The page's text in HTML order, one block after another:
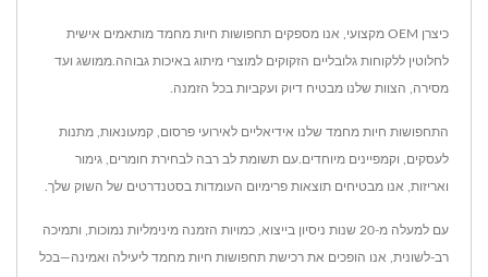
כיצרן OEM מקצועי, אנו מספקים תחפושות חיות מחמד מותאמים אישית
לחלוטין ללקוחות גלובליים הזקוקים למוצרי מיתוג באיכות גבוהה.ממושג ועד
מסירה, הצוות שלנו מבטיח דיוק ועקביות בכל הזמנה.
התחפושות חיות מחמד שלנו אידיאליים לאירועי פרסום, קמעונאות, מתנות
לעסקים, וקמפיינים מיוחדים.עם תשומת לב רבה לבחירת חומרים, גימור
ואריזות, אנו מבטיחים תוצאות פרימיום העומדות בסטנדרטים של השוק שלך.
עם למעלה מ-20 שנות ניסיון בייצוא, כמויות הזמנה מינימליות נמוכות, ותמיכה
רב-לשונית, אנו הופכים את רכישת תחפושות חיות מחמד ליעילה ואמינה—בכל